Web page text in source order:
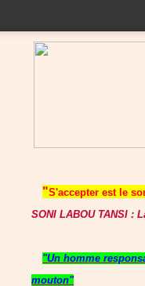
"S'accepter est le
SONI LABOU TANSI :
"Un homme
mouton"